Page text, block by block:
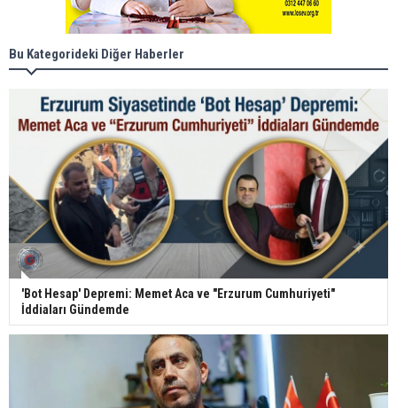
Bu Kategorideki Diğer Haberler
'Bot Hesap' Depremi: Memet Aca ve "Erzurum Cumhuriyeti"
İddiaları Gündemde